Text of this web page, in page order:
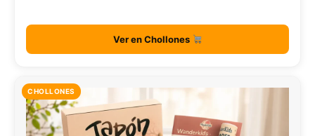
Ver en Chollones
CHOLLONES